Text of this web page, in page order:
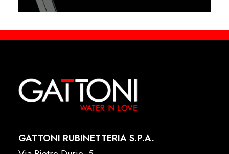
GATTONI RUBINETTERIA S.P.A.